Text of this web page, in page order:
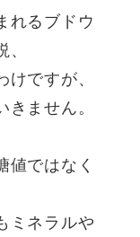
れるブドウ
ですが、
ません。
値ではなく
ミネラルや